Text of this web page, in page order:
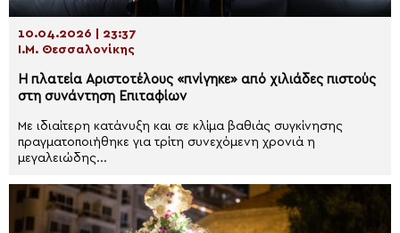
10.04.2026 | 23:37
Ι.Μ. Θεσσαλονίκης
Η πλατεία Αριστοτέλους «πνίγηκε» από χιλιάδες πιστούς
στη συνάντηση Επιταφίων
Με ιδιαίτερη κατάνυξη και σε κλίμα βαθιάς συγκίνησης
πραγματοποιήθηκε για τρίτη συνεχόμενη χρονιά η
μεγαλειώδης...